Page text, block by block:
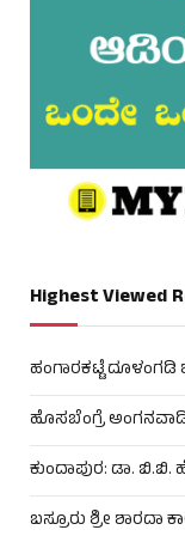
Highest Viewed
ಹಂಗಾರಕಟ್ಟೆ ದೂಳಂಗಡಿ
ಹೊಸಬೆಂಗ್ರೆ
ಕುಂದಾಪುರ: ಡಾ. ಬಿ.ಬಿ.
ಬಸ್ರೂರು ಶ್ರೀ ಶಾರದಾ